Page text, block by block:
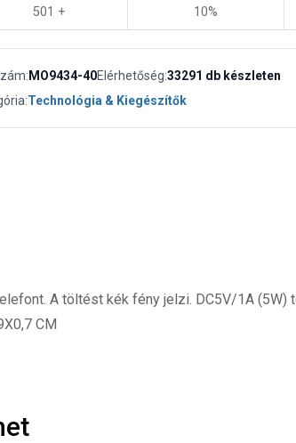
501 + 10%
MO9434-40Elérhetőség:33291 db készleten
Technológia & Kiegészítők
A töltést kék fény jelzi. DC5V/1A (5W)
CM